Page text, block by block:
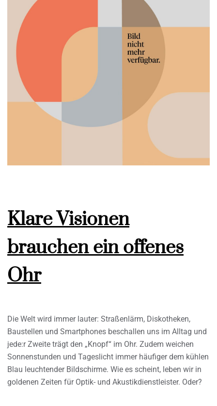
Klare Visionen
brauchen ein offenes
Ohr
Die Welt wird immer lauter: Straßenlärm, Diskotheken,
Baustellen und Smartphones beschallen uns im Alltag und
jede:r Zweite trägt den „Knopf“ im Ohr. Zudem weichen
Sonnenstunden und Tageslicht immer häufiger dem kühlen
Blau leuchtender Bildschirme. Wie es scheint, leben wir in
goldenen Zeiten für Optik- und Akustikdienstleister. Oder?